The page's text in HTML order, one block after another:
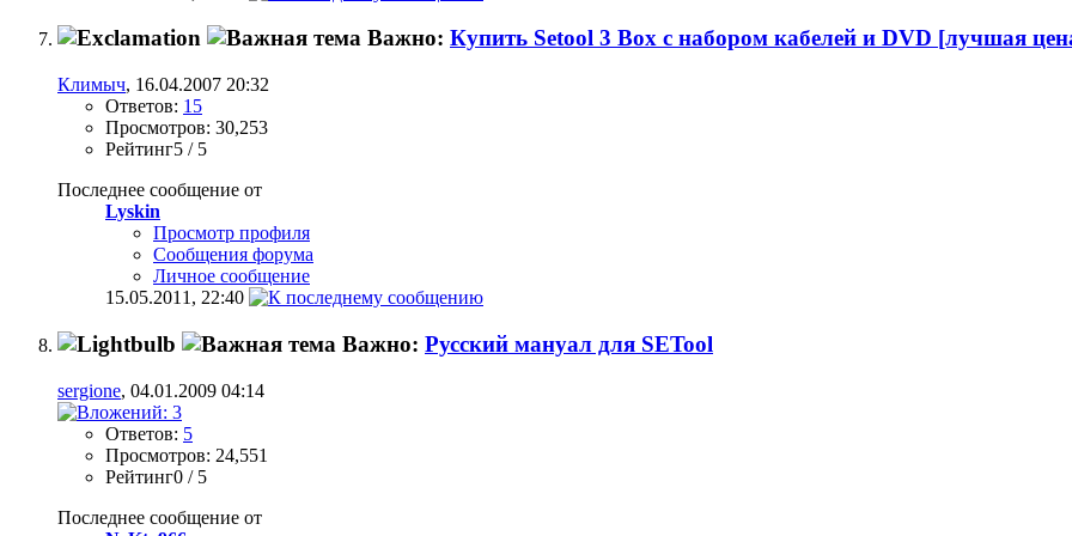
Важно: Купить Setool 3 Box с набором кабелей и DVD [лучшая
Климыч, 16.04.2007 20:32
Ответов: 15
Просмотров: 30,253
Рейтинг5 / 5
Последнее сообщение от
Lyskin
Просмотр профиля
Сообщения форума
Личное сообщение
15.05.2011, 22:40
Важно: Русский мануал для SETool
sergione, 04.01.2009 04:14
Ответов: 5
Просмотров: 24,551
Рейтинг0 / 5
Последнее сообщение от